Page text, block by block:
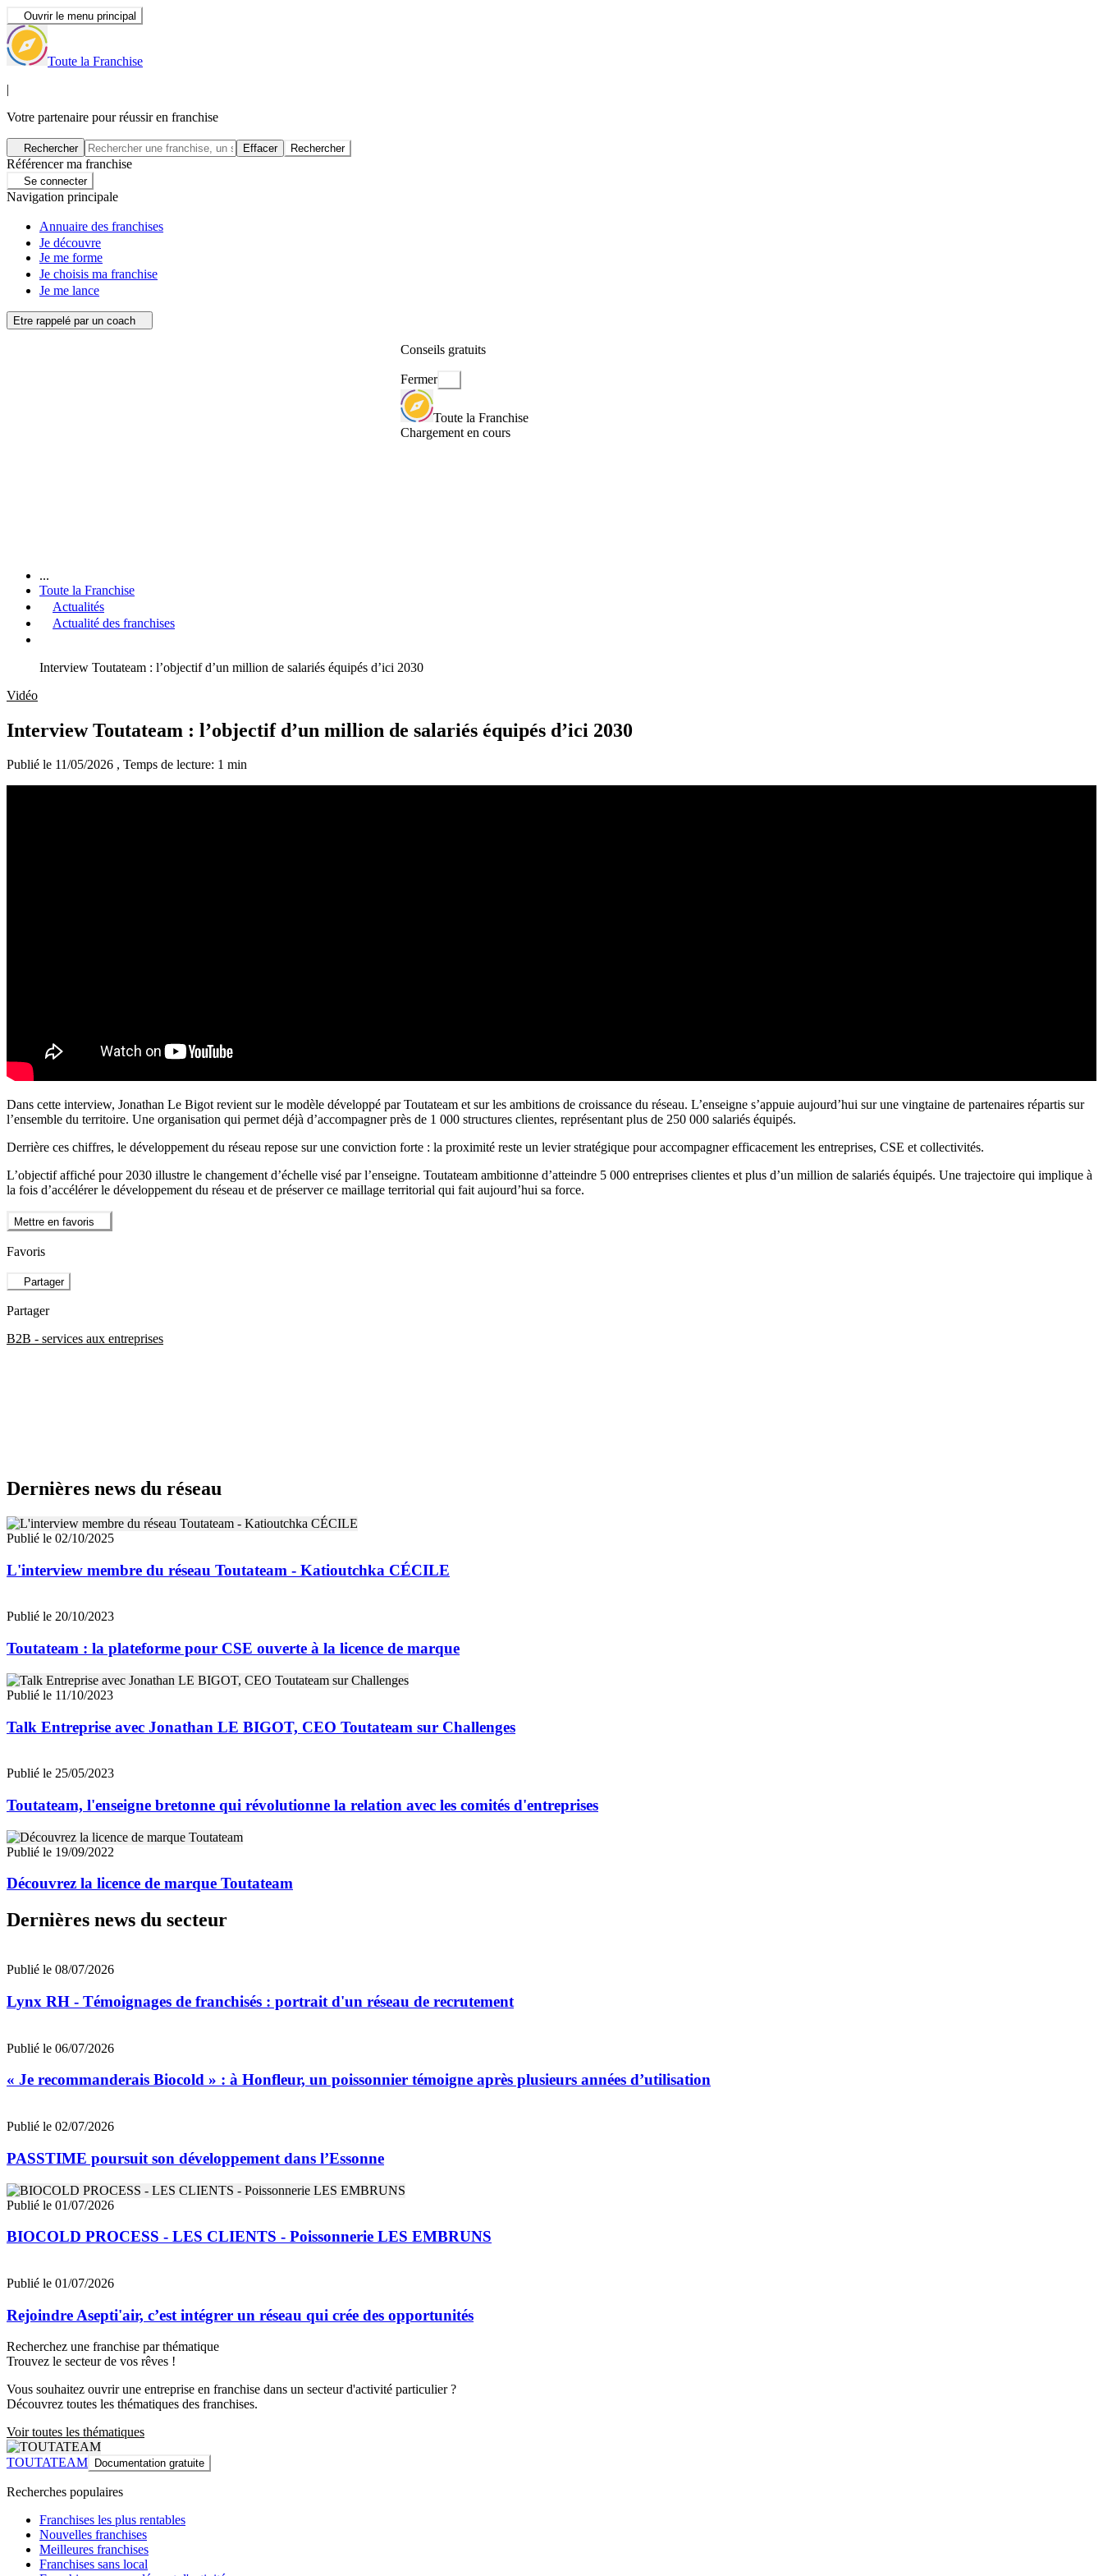
Ouvrir le menu principal
Toute la Franchise
|
Votre partenaire pour réussir en franchise
Rechercher Effacer Rechercher
Référencer ma franchise
Se connecter
Navigation principale
Annuaire des franchises
Je découvre
Je me forme
Je choisis ma franchise
Je me lance
Etre rappelé par un coach
Conseils gratuits
Fermer
Toute la Franchise
Chargement en cours
...
Toute la Franchise
Actualités
Actualité des franchises
Interview Toutateam : l’objectif d’un million de salariés équipés d’ici 2030
Vidéo
Interview Toutateam : l’objectif d’un million de salariés équipés d’ici 2030
Publié le 11/05/2026 , Temps de lecture: 1 min
Dans cette interview, Jonathan Le Bigot revient sur le modèle développé par Toutateam et sur les ambitions de croissance du réseau. L’enseigne s’appuie aujourd’hui sur une vingtaine de partenaires répartis sur
l’ensemble du territoire. Une organisation qui permet déjà d’accompagner près de 1 000 structures clientes, représentant plus de 250 000 salariés équipés.
Derrière ces chiffres, le développement du réseau repose sur une conviction forte : la proximité reste un levier stratégique pour accompagner efficacement les entreprises, CSE et collectivités.
L’objectif affiché pour 2030 illustre le changement d’échelle visé par l’enseigne. Toutateam ambitionne d’atteindre 5 000 entreprises clientes et plus d’un million de salariés équipés. Une trajectoire qui implique à
la fois d’accélérer le développement du réseau et de préserver ce maillage territorial qui fait aujourd’hui sa force.
Mettre en favoris
Favoris
Partager
Partager
B2B - services aux entreprises
Dernières news du réseau
Publié le 02/10/2025
L'interview membre du réseau Toutateam - Katioutchka CÉCILE
Publié le 20/10/2023
Toutateam : la plateforme pour CSE ouverte à la licence de marque
Publié le 11/10/2023
Talk Entreprise avec Jonathan LE BIGOT, CEO Toutateam sur Challenges
Publié le 25/05/2023
Toutateam, l'enseigne bretonne qui révolutionne la relation avec les comités d'entreprises
Publié le 19/09/2022
Découvrez la licence de marque Toutateam
Dernières news du secteur
Publié le 08/07/2026
Lynx RH - Témoignages de franchisés : portrait d'un réseau de recrutement
Publié le 06/07/2026
« Je recommanderais Biocold » : à Honfleur, un poissonnier témoigne après plusieurs années d’utilisation
Publié le 02/07/2026
PASSTIME poursuit son développement dans l’Essonne
Publié le 01/07/2026
BIOCOLD PROCESS - LES CLIENTS - Poissonnerie LES EMBRUNS
Publié le 01/07/2026
Rejoindre Asepti'air, c’est intégrer un réseau qui crée des opportunités
Recherchez une franchise par thématique
Trouvez le secteur de vos rêves !
Vous souhaitez ouvrir une entreprise en franchise dans un secteur d'activité particulier ?
Découvrez toutes les thématiques des franchises.
Voir toutes les thématiques
TOUTATEAM Documentation gratuite
Recherches populaires
Franchises les plus rentables
Nouvelles franchises
Meilleures franchises
Franchises sans local